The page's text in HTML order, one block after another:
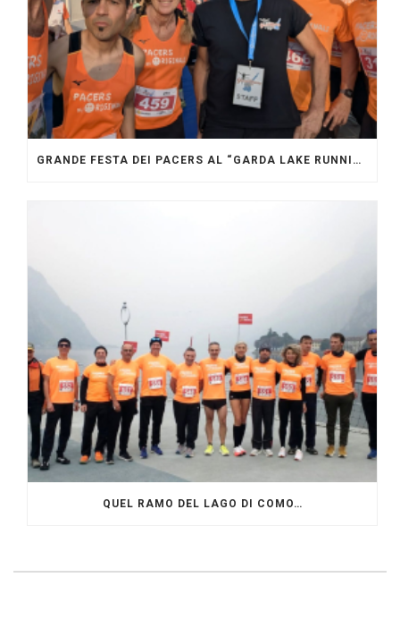
GRANDE FESTA DEI PACERS AL “GARDA LAKE RUNNING FESTIVAL”
QUEL RAMO DEL LAGO DI COMO…